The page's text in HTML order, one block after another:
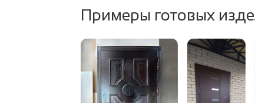
Примеры готовых